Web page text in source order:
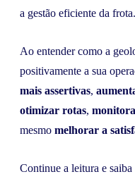
a gestão eficiente da frota.
Ao entender como a
positivamente a sua
mais assertivas,
otimizar rotas,
mesmo melhorar a
Continue a leitura e